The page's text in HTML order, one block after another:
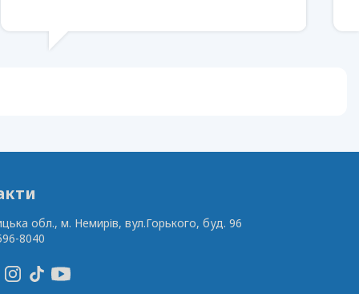
обл., м. Немирів, вул.Горького, буд. 96
8040